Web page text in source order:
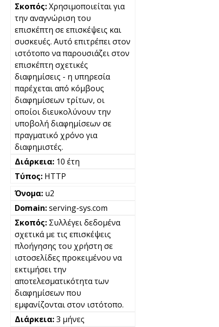
Χρησιμοποιείται για
την αναγνώριση του
επισκέπτη σε επισκέψεις και
συσκευές. Αυτό επιτρέπει στον
ιστότοπο να παρουσιάζει στον
επισκέπτη σχετικές
διαφημίσεις - η υπηρεσία
παρέχεται από κόμβους
διαφημίσεων τρίτων, οι
οποίοι διευκολύνουν την
υποβολή διαφημίσεων σε
πραγματικό χρόνο για
διαφημιστές.
10 έτη
HTTP
u2
serving-sys.com
Συλλέγει δεδομένα
σχετικά με τις επισκέψεις
πλοήγησης του χρήστη σε
ιστοσελίδες προκειμένου να
εκτιμήσει την
αποτελεσματικότητα των
διαφημίσεων που
εμφανίζονται στον ιστότοπο.
3 μήνες